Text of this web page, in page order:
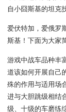
自小囧斯基的坦克
爱伏特加，爱俄罗
斯基！下面为大家
游戏中战车品种丰
道该如何开展自己
殊的作用与适用场
进与大胆跳级相结
级、十级的车磨练